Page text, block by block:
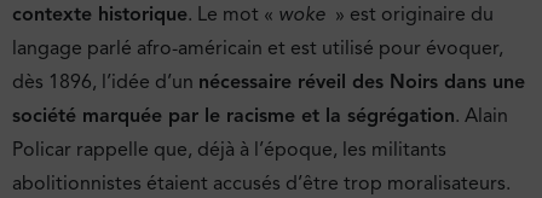
contexte historique. Le mot « woke » est originaire du
langage parlé afro-américain et est utilisé pour évoquer,
dès 1896, l’idée d’un nécessaire réveil des Noirs dans une
société marquée par le racisme et la ségrégation. Alain
Policar rappelle que, déjà à l’époque, les militants
abolitionnistes étaient accusés d’être trop moralisateurs.